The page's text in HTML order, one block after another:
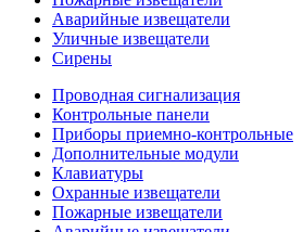
Аварийные извещатели
Уличные извещатели
Сирены
Проводная сигнализация
Контрольные панели
Приборы приемно-контрольные
Дополнительные модули
Клавиатуры
Охранные извещатели
Пожарные извещатели